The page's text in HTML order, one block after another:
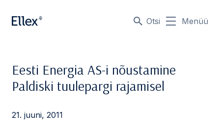
Otsi Menüü
Eesti Energia AS-i nõustamine
Paldiski tuulepargi rajamisel
21. juuni, 2011